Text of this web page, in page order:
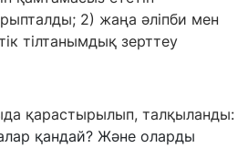
2) жаңа әліпби мен
тілтанымдық зерттеу
қарастырылып, талқыланды:
қандай? Және оларды